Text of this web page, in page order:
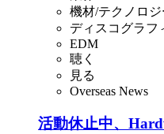
機材/テクノロジ
ディスコグラフ
EDM
聴く
見る
Overseas News
活動休止中、